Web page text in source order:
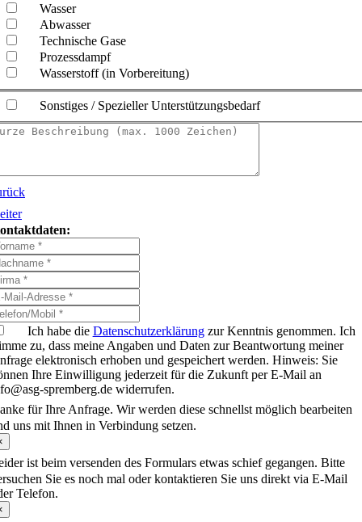
Wasser
Abwasser
Technische Gase
Prozessdampf
Wasserstoff (in Vorbereitung)
Sonstiges / Spezieller Unterstützungsbedarf
Ich habe die Datenschutzerklärungzur Kenntnis genommen. Ich
zu, dass meine Angaben und Daten zur Beantwortung meiner
elektronisch erhoben und gespeichert werden. Hinweis: Sie
Ihre Einwilligung jederzeit für die Zukunft per E-Mail an
spremberg.de widerrufen.
für Ihre Anfrage. Wir werden diese schnellst möglich bearbeiten
uns mit Ihnen in Verbindung setzen.
ist beim versenden des Formulars etwas schief gegangen. Bitte
Sie es noch mal oder kontaktieren Sie uns direkt via E-Mail
Telefon.